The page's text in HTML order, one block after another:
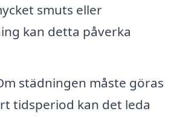
smuts eller
kan detta påverka
städningen måste göras
tidsperiod kan det leda